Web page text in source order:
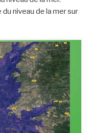
niveau de la mer sur